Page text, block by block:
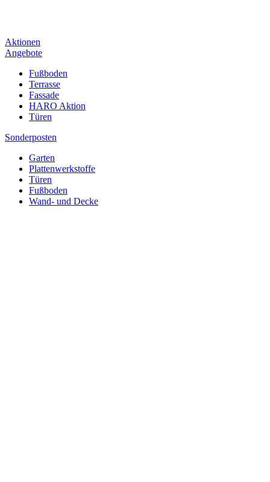
Aktionen
Angebote
Fußboden
Terrasse
Fassade
HARO Aktion
Türen
Sonderposten
Garten
Plattenwerkstoffe
Türen
Fußboden
Wand- und Decke